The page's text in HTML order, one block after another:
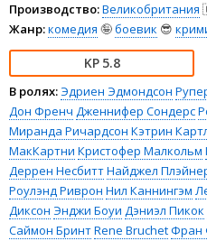
Производство:Великобритания
Жанр:комедия 🤪боевик 😎
5.8
В ролях:Эдриен Эдмондсон
Дон Френч Дженнифер Сондерс
Миранда Ричардсон Кэтрин
МакКартни Кристофер Малкольм
Деррен НесбиттНайджел
Роулэнд Риврон Нил Каннингэм
Диксон Энджи Боуи Дэниэл Пикок
Саймон БринтRene BruchetФран